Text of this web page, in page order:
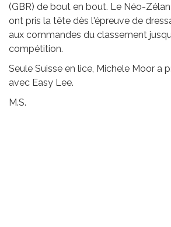
(GBR) de bout en bout. Le Néo-
ont pris la tête dès l'épreuve de
aux commandes du classement
compétition.
Seule Suisse en lice, Michele Moor a
avec Easy Lee.
M.S.